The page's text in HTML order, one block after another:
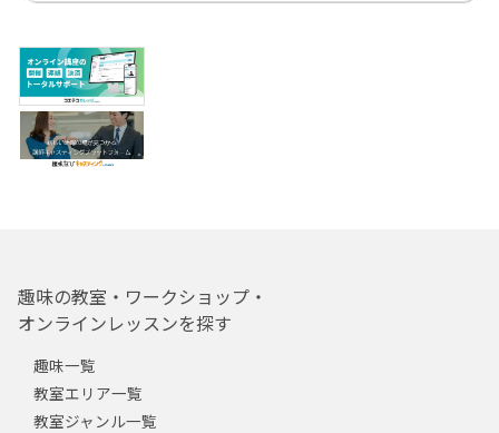
趣味の教室・ワークショップ・
オンラインレッスンを探す
趣味一覧
教室エリア一覧
教室ジャンル一覧